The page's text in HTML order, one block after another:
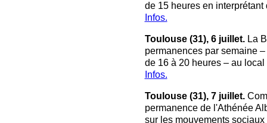
de 15 heures en
Infos.
Toulouse (31), 6 juillet.La
permanences par semaine
de 16 à 20 heures – au
Infos.
Toulouse (31), 7 juillet.
permanence de l'Athénée
sur les mouvements